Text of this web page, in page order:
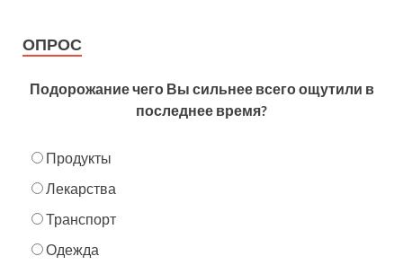
ОПРОС
Подорожание чего Вы сильнее всего ощутили в
последнее время?
Продукты
Лекарства
Транспорт
Одежда